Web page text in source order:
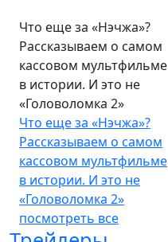
Что еще за «Нэчжа»?
Рассказываем о самом
кассовом мультфильме
в истории. И это не
«Головоломка 2»
Что еще за «Нэчжа»?
Рассказываем о самом
кассовом мультфильме
в истории. И это не
«Головоломка 2»
посмотреть все